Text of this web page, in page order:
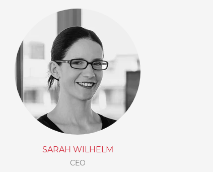
SARAH WILHELM
CEO